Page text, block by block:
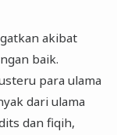
akibat
baik.
para ulama
dari ulama
dan fiqih,